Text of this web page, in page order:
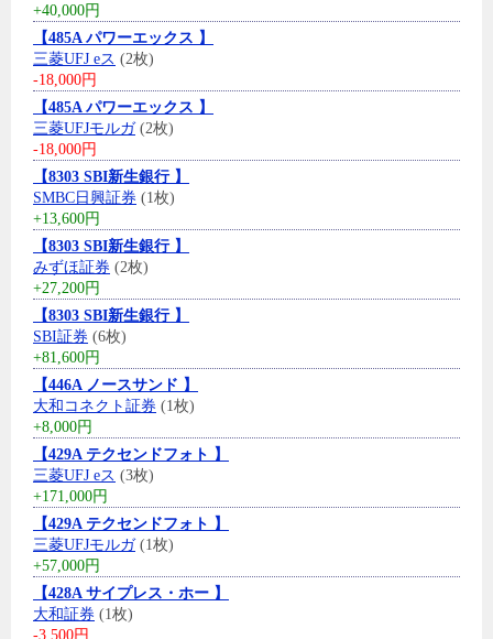
+40,000円
【485A パワーエックス 】
三菱UFJ eス (2枚)
-18,000円
【485A パワーエックス 】
三菱UFJモルガ(2枚)
-18,000円
【8303 SBI新生銀行 】
SMBC日興証券 (1枚)
+13,600円
【8303 SBI新生銀行 】
みずほ証券 (2枚)
+27,200円
【8303 SBI新生銀行 】
SBI証券 (6枚)
+81,600円
【446A ノースサンド 】
大和コネクト証券 (1枚)
+8,000円
【429A テクセンドフォト 】
三菱UFJ eス (3枚)
+171,000円
【429A テクセンドフォト 】
三菱UFJモルガ(1枚)
+57,000円
【428A サイプレス・ホー 】
大和証券 (1枚)
-3,500円